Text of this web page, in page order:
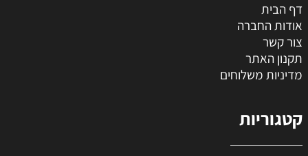
דף הבית
אודות החברה
צור קשר
תקנון האתר
מדיניות משלוחים
קטגוריות